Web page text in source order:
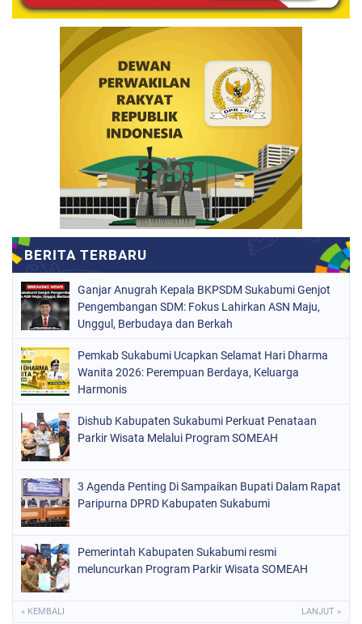
Ganjar Anugrah Kepala BKPSDM Sukabumi Genjot
Pengembangan SDM: Fokus Lahirkan ASN Maju,
Unggul, Berbudaya dan Berkah
Pemkab Sukabumi Ucapkan Selamat Hari Dharma
Wanita 2026: Perempuan Berdaya, Keluarga
Harmonis
Dishub Kabupaten Sukabumi Perkuat Penataan
Parkir Wisata Melalui Program SOMEAH
3 Agenda Penting Di Sampaikan Bupati Dalam Rapat
Paripurna DPRD Kabupaten Sukabumi
Pemerintah Kabupaten Sukabumi resmi
meluncurkan Program Parkir Wisata SOMEAH
« KEMBALI LANJUT »